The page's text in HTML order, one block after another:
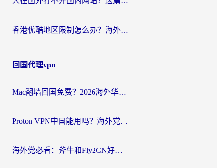
香港优酷地区限制怎么办？海外党亲测有效的追剧解决方案
回国代理vpn
Mac翻墙回国免费？2026海外华人亲测：从CCTV5直播到国内APP，这样选加速器才靠谱
Proton VPN中国能用吗？海外党选回国加速器的避坑指南（附番茄加速器实测）
海外党必看：斧牛和Fly2CN好用吗？3招教你选对回国加速器（附免费试用攻略）